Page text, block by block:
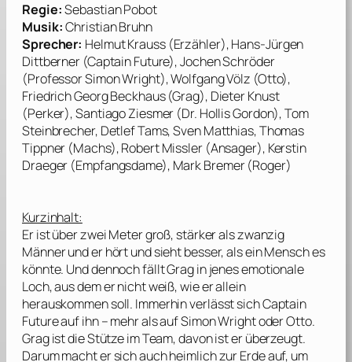
Regie:Sebastian Pobot
Musik:Christian Bruhn
Sprecher: Helmut Krauss (Erzähler), Hans-Jürgen
Dittberner (Captain Future), Jochen Schröder
(Professor Simon Wright), Wolfgang Völz (Otto),
Friedrich Georg Beckhaus (Grag), Dieter Knust
(Perker), Santiago Ziesmer (Dr. Hollis Gordon), Tom
Steinbrecher, Detlef Tams, Sven Matthias, Thomas
Tippner (Machs), Robert Missler (Ansager), Kerstin
Draeger (Empfangsdame), Mark Bremer (Roger)
Kurzinhalt:
Er ist über zwei Meter groß, stärker als zwanzig
Männer und er hört und sieht besser, als ein Mensch es
könnte. Und dennoch fällt Grag in jenes emotionale
Loch, aus dem er nicht weiß, wie er allein
herauskommen soll. Immerhin verlässt sich Captain
Future auf ihn – mehr als auf Simon Wright oder Otto.
Grag ist die Stütze im Team, davon ist er überzeugt.
Darum macht er sich auch heimlich zur Erde auf, um